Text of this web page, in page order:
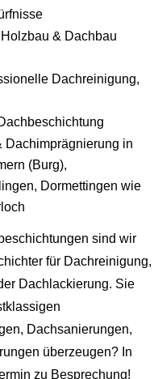
& Dachbau
Dachreinigung,
Dachimprägnierung in
(Burg),
Dormettingen wie
sind wir
für Dachreinigung,
Dachlackierung. Sie
Dachsanierungen,
überzeugen? In
zu Besprechung!